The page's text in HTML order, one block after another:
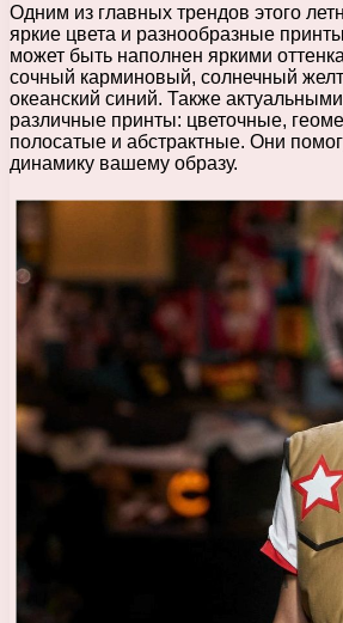
Одним из главных трендов этого
яркие цвета и разнообразные
может быть наполнен яркими
сочный карминовый, солнечный
океанский синий. Также
различные принты: цветочные,
полосатые и абстрактные. Они
динамику вашему образу.